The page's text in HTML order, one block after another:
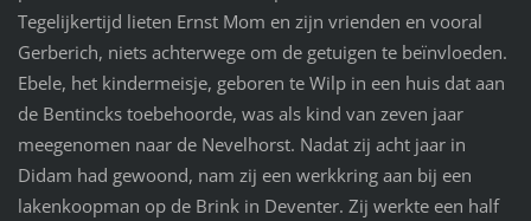
Tegelijkertijd lieten Ernst Mom en zijn vrienden en vooral
Gerberich, niets achterwege om de getuigen te beïnvloeden.
Ebele, het kindermeisje, geboren te Wilp in een huis dat aan
de Bentincks toebehoorde, was als kind van zeven jaar
meegenomen naar de Nevelhorst. Nadat zij acht jaar in
Didam had gewoond, nam zij een werkkring aan bij een
lakenkoopman op de Brink in Deventer. Zij werkte een half